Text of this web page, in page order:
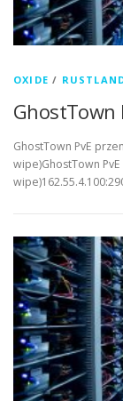
OXIDE /
GhostTown
GhostTown PvE
wipe)GhostTown